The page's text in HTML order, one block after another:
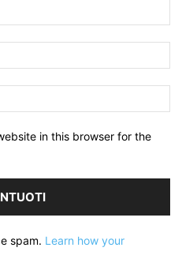
in this browser for the
spam. Learn how your